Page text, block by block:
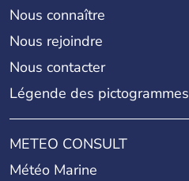
Nous connaître
Nous rejoindre
Nous contacter
Légende des pictogrammes
METEO CONSULT
Météo Marine